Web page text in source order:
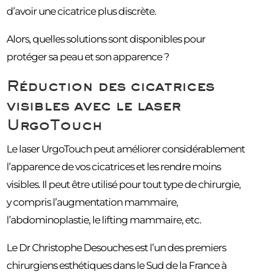
d’avoir une cicatrice plus discrète.
Alors, quelles solutions sont disponibles pour
protéger sa peau et son apparence ?
Réduction des cicatrices
visibles avec le laser
UrgoTouch
Le laser UrgoTouch peut améliorer considérablement
l’apparence de vos cicatrices et les rendre moins
visibles. Il peut être utilisé pour tout type de chirurgie,
y compris l’augmentation mammaire,
l’abdominoplastie, le lifting mammaire, etc.
Le Dr Christophe Desouches est l’un des premiers
chirurgiens esthétiques dans le Sud de la France à